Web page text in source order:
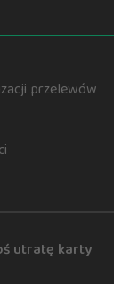
przelewów
utratę karty